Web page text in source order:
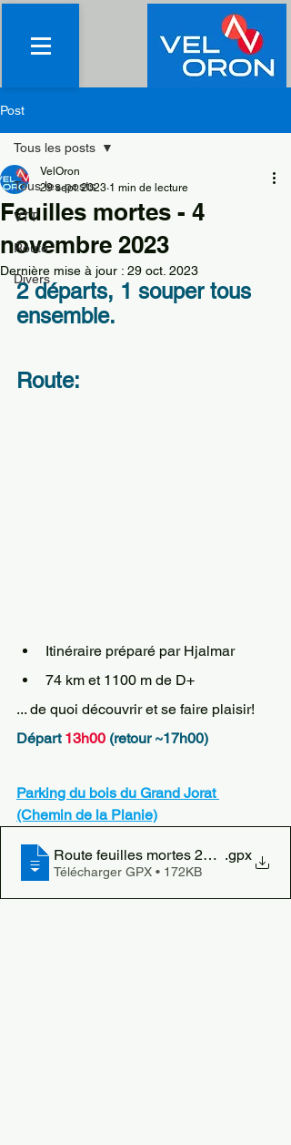
Post
Tous les posts
VTT
Route
Divers
Tous les posts
Feuilles mortes - 4
novembre 2023
VelOron
29 sept. 2023 1 min de lecture
Dernière mise à jour : 29 oct. 2023
2 départs, 1 souper tous
ensemble.
Route:
Itinéraire préparé par Hjalmar
74 km et 1100 m de D+
... de quoi découvrir et se faire plaisir!
Départ 13h00 (retour ~17h00)
Parking du bois du Grand Jorat
(Chemin de la Planie)
Route feuilles mortes 2023.gpx
Télécharger GPX • 172KB